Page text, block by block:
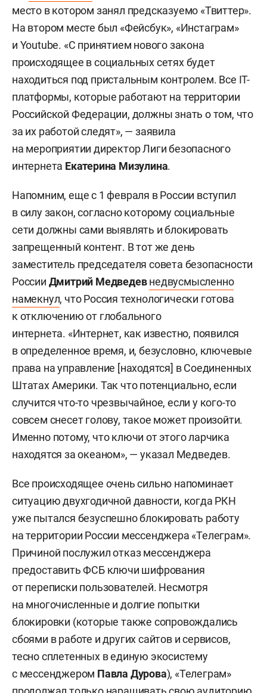
место в котором занял предсказуемо «Твиттер».
На втором месте был «Фейсбук», «Инстаграм»
и Youtube. «С принятием нового закона
происходящее в социальных сетях будет
находиться под пристальным контролем. Все IT-
платформы, которые работают на территории
Российской Федерации, должны знать о том, что
за их работой следят», — заявила
на мероприятии директор Лиги безопасного
интернета Екатерина Мизулина.
Напомним, еще с 1 февраля в России вступил
в силу закон, согласно которому социальные
сети должны сами выявлять и блокировать
запрещенный контент. В тот же день
заместитель председателя совета безопасности
России Дмитрий Медведев недвусмысленно
намекнул, что Россия технологически готова
к отключению от глобального
интернета. «Интернет, как известно, появился
в определенное время, и, безусловно, ключевые
права на управление [находятся] в Соединенных
Штатах Америки. Так что потенциально, если
случится что-то чрезвычайное, если у кого-то
совсем снесет голову, такое может произойти.
Именно потому, что ключи от этого ларчика
находятся за океаном», — указал Медведев.
Все происходящее очень сильно напоминает
ситуацию двухгодичной давности, когда РКН
уже пытался безуспешно блокировать работу
на территории России мессенджера «Телеграм».
Причиной послужил отказ мессенджера
предоставить ФСБ ключи шифрования
от переписки пользователей. Несмотря
на многочисленные и долгие попытки
блокировки (которые также сопровождались
сбоями в работе и других сайтов и сервисов,
тесно сплетенных в единую экосистему
с мессенджером Павла Дурова), «Телеграм»